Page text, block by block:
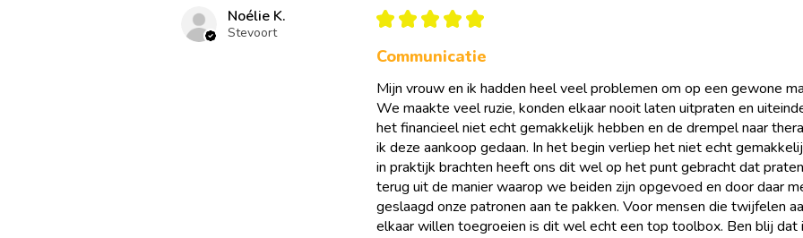
Met de
ondersteunt in het
verbondenheid.
Noélie K.
Stevoort
★ ★ ★ ★ ★
Communicatie
Mijn vrouw en ik hadden heel veel problemen om op een gewone
We maakte veel ruzie, konden elkaar nooit laten uitpraten en
het financieel niet echt gemakkelijk hebben en de drempel naar
ik deze aankoop gedaan. In het begin verliep het niet echt
in praktijk brachten heeft ons dit wel op het punt gebracht dat
terug uit de manier waarop we beiden zijn opgevoed en door daar
geslaagd onze patronen aan te pakken. Voor mensen die twijfelen
elkaar willen toegroeien is dit wel echt een top toolbox. Ben blij dat